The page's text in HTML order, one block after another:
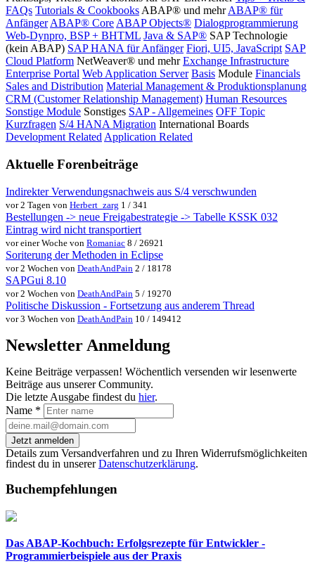
FAQs Tutorials & CookbooksABAP® und mehrABAP® für
AnfängerABAP® CoreABAP Objects® Dialogprogrammierung
Web-Dynpro, BSP + BHTML Java & SAP® SAP Technologie
(kein ABAP) SAP HANA für Anfänger Fiori, UI5, JavaScript SAP
Cloud Platform NetWeaver® und mehr Exchange Infrastructure
Enterprise Portal Web Application Server Basis Module Financials
Sales and Distribution Material Management & Produktionsplanung
CRM (Customer Relationship Management) Human Resources
Sonstige Module Sonstiges SAP - Allgemeines OFF Topic
Kurzfragen S/4 HANA Migration International Boards
Development RelatedApplication Related
Aktuelle Forenbeiträge
Indirekter Verwendungsnachweis aus S/4 verschwunden
vor 2 Tagen von Herbert_zarg 1 / 341
Bestellungen -> neue Freigabestrategie -> Tabelle KSSK 032
Eintrag wird nicht transportiert
vor einer Woche von Romaniac 8 / 26921
Soriterung der Methoden in Eclipse
vor 2 Wochen von DeathAndPain 2 / 18178
SAPGui 8.10
vor 2 Wochen von DeathAndPain 5 / 19270
Politische Diskussion - Fortsetzung aus anderem Thread
vor 3 Wochen von DeathAndPain 10 / 149412
Newsletter Anmeldung
Keine Beiträge verpassen! Wöchentlich versenden wir lesenwerte
Beiträge aus unserer Community.
Die letzte Ausgabe findest du hier.
Name *
Jetzt anmelden
Details zum Versandverfahren und zu Ihren Widerrufsmöglichkeiten
findest du in unsererDatenschutzerklärung.
Buchempfehlungen
Das ABAP-Kochbuch: Erfolgsrezepte für Entwickler -
Programmierbeispiele aus der Praxis